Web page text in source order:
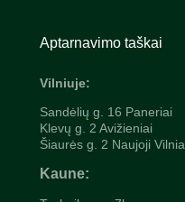
Aptarnavimo taškai
Vilniuje:
Sandėlių g. 16 Paneriai
Klevų g. 2 Avižieniai
Šiaurės g. 2 Naujoji Vilnia
Kaune: